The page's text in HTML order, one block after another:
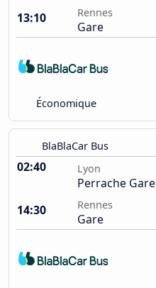
13:10
Rennes
Gare
Économique
BlaBlaCar Bus
02:40 Lyon
Perrache Gare
14:30
Rennes
Gare